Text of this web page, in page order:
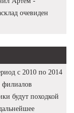
очевиден
с 2010 по 2014
филиалов
будут походкой